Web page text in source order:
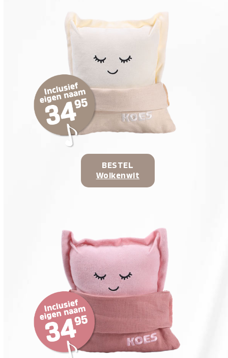
BESTEL
Wolkenwit